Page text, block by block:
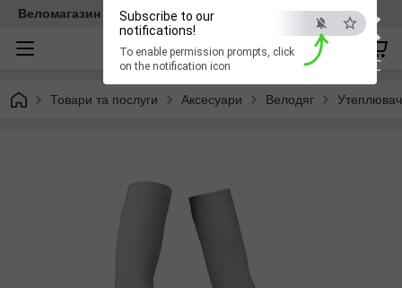
×
ESC
Subscribe to our
notifications!
To enable permission prompts, click
on the notification icon
Веломагазин EasyBike
Товари та послуги Аксесуари Велодяг